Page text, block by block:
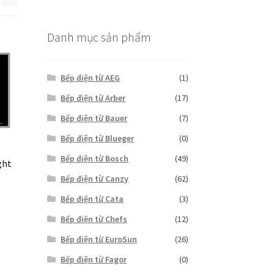
Danh mục sản phẩm
Bếp điện từ AEG
(1)
Bếp điện từ Arber
(17)
Bếp điện từ Bauer
(7)
Bếp điện từ Blueger
(0)
Bếp điện từ Bosch
(49)
Bếp điện từ Canzy
(62)
Bếp điện từ Cata
(3)
Bếp điện từ Chefs
(12)
Bếp điện từ EuroSun
(26)
Bếp điện từ Fagor
(0)